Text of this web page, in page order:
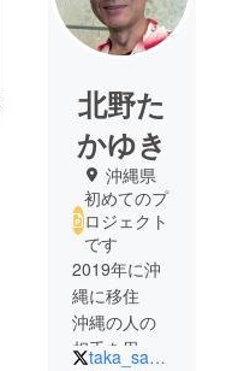
北野た
かゆき
沖縄県
初めてのプ
ロジェクト
です
2019年に沖
縄に移住
沖縄の人の
相手を思い taka_sand169